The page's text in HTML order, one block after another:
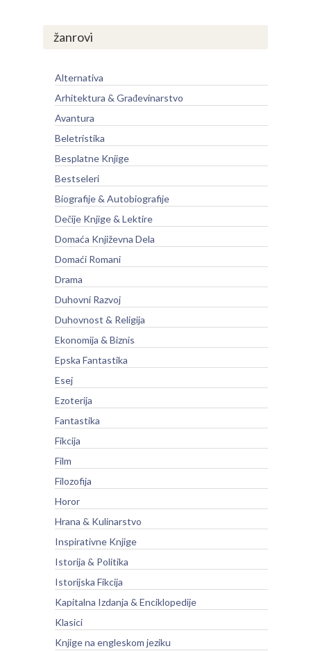
žanrovi
Alternativa
Arhitektura & Građevinarstvo
Avantura
Beletristika
Besplatne Knjige
Bestseleri
Biografije & Autobiografije
Dečije Knjige & Lektire
Domaća Književna Dela
Domaći Romani
Drama
Duhovni Razvoj
Duhovnost & Religija
Ekonomija & Biznis
Epska Fantastika
Esej
Ezoterija
Fantastika
Fikcija
Film
Filozofija
Horor
Hrana & Kulinarstvo
Inspirativne Knjige
Istorija & Politika
Istorijska Fikcija
Kapitalna Izdanja & Enciklopedije
Klasici
Knjige na engleskom jeziku